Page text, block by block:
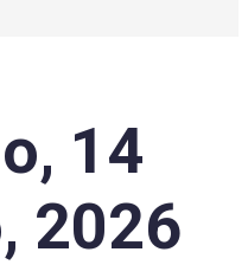
14
2026